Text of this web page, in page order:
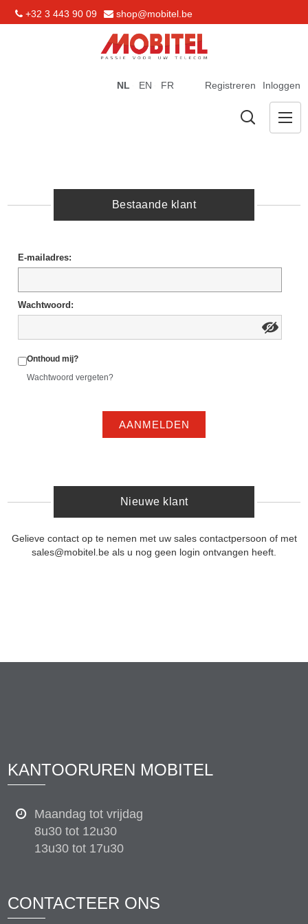
+32 3 443 90 09 shop@mobitel.be
Registreren Inloggen
NL EN FR
Bestaande klant
E-mailadres:
Wachtwoord:
Onthoud mij?
Wachtwoord vergeten?
AANMELDEN
Nieuwe klant
Gelieve contact op te nemen met uw sales contactpersoon of met
sales@mobitel.be als u nog geen login ontvangen heeft.
KANTOORUREN MOBITEL
Maandag tot vrijdag
8u30 tot 12u30
13u30 tot 17u30
CONTACTEER ONS